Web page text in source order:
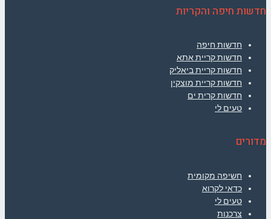
חדשות חיפה והקריות
חדשות חיפה
חדשות קריית אתא
חדשות קריית ביאליק
חדשות קריית מוצקין
חדשות קרית ים
טעים לי
מדורים
חשיפה מקומית
כדאי לקרוא
טעים לי
צרכנות